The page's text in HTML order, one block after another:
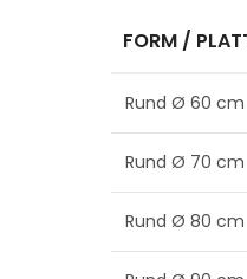
FORM /
Rund Ø 60 cm
Rund Ø 70 cm
Rund Ø 80 cm